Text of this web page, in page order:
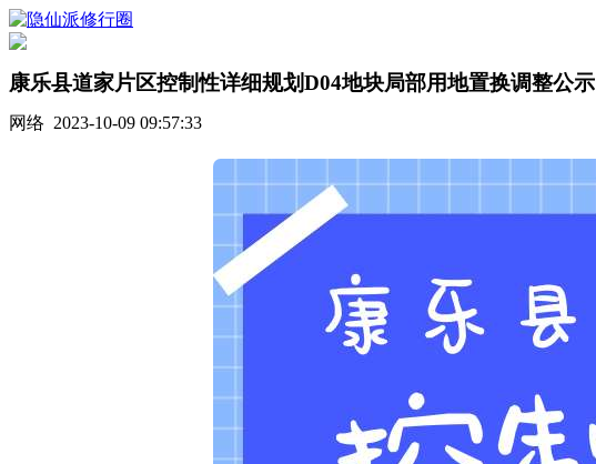
康乐县道家片区控制性详细规划D04地块局部用地置换调整公示
网络 2023-10-09 09:57:33